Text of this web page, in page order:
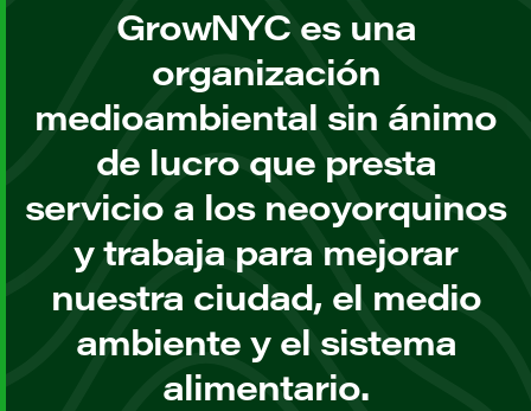
GrowNYC es una
organización
medioambiental sin ánimo
de lucro que presta
servicio a los neoyorquinos
y trabaja para mejorar
nuestra ciudad, el medio
ambiente y el sistema
alimentario.